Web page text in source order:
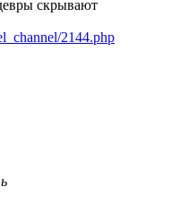
скрывают
2144.php